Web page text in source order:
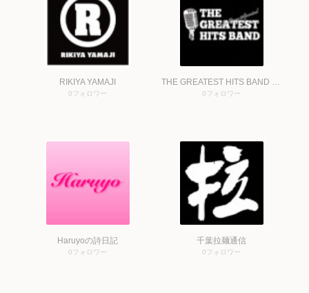
RIKIYA YAMAJI
0 フォロワー 0 フォロワー
Haruyoの詩日記
0 フォロワー
千葉拉麺通信
0 フォロワー